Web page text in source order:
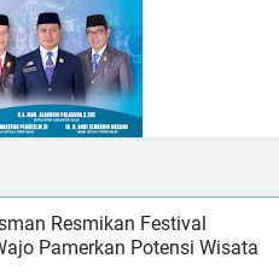
Resmikan Festival
Pamerkan Potensi Wisata